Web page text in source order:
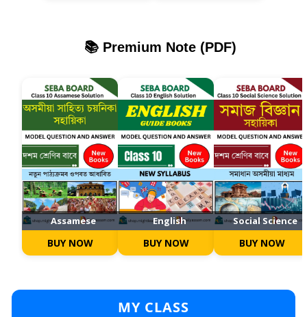
📚 Premium Note (PDF)
Assamese
BUY NOW
English
BUY NOW
Social Science
BUY NOW
MY CLASS